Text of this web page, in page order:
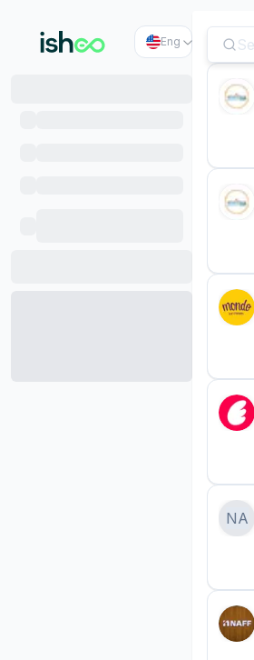
Eng
NA